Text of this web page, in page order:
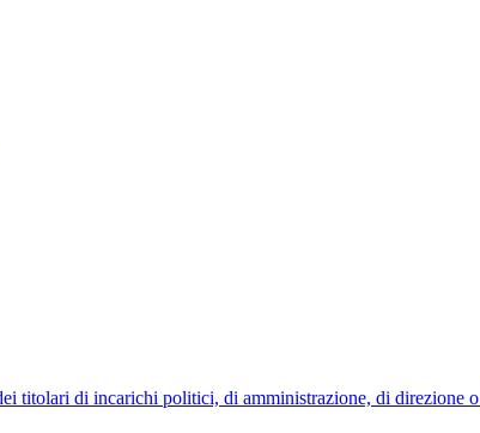
titolari di incarichi politici, di amministrazione, di direzione